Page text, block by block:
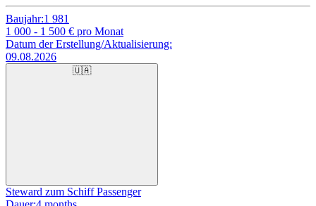
Baujahr:1 981
1 000 - 1 500 € pro Monat
Datum der Erstellung/Aktualisierung:
09.08.2026
🇺🇦
Steward zum Schiff Passenger